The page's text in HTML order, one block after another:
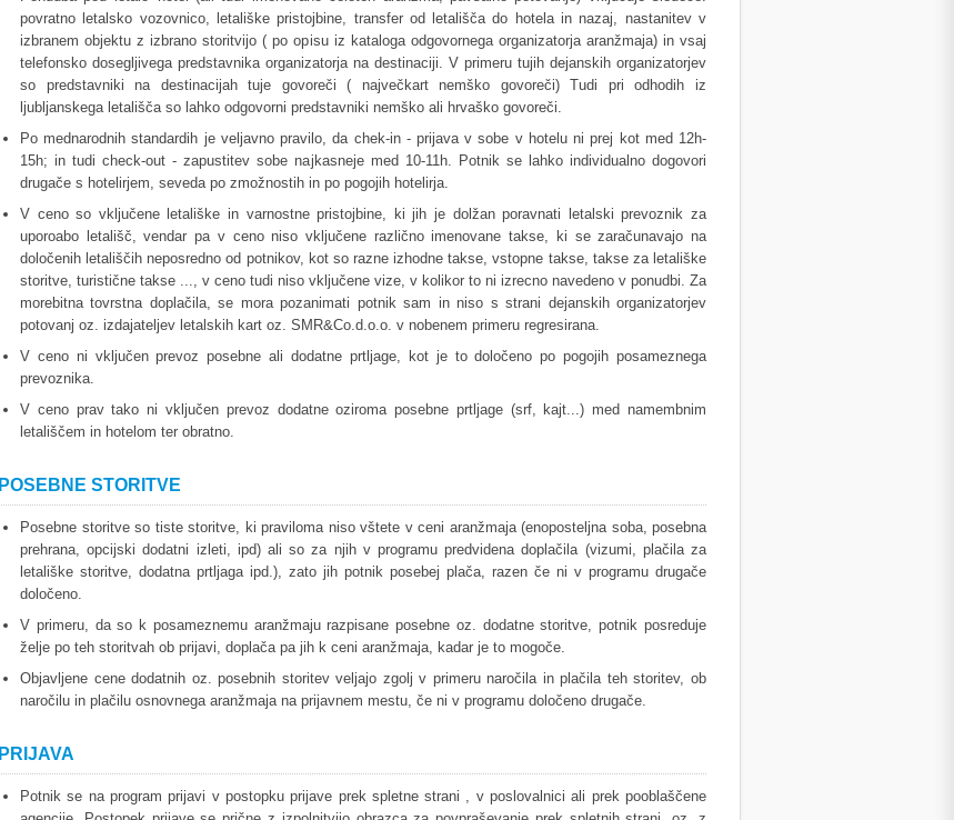
povratno letalsko vozovnico, letališke pristojbine, transfer od letališča do hotela in nazaj, nastanitev v
izbranem objektu z izbrano storitvijo ( po opisu iz kataloga odgovornega organizatorja aranžmaja) in vsaj
telefonsko dosegljivega predstavnika organizatorja na destinaciji. V primeru tujih dejanskih organizatorjev
so predstavniki na destinacijah tuje govoreči ( največkart nemško govoreči) Tudi pri odhodih iz
ljubljanskega letališča so lahko odgovorni predstavniki nemško ali hrvaško govoreči.
Po mednarodnih standardih je veljavno pravilo, da chek-in - prijava v sobe v hotelu ni prej kot med 12h-
15h; in tudi check-out - zapustitev sobe najkasneje med 10-11h. Potnik se lahko individualno dogovori
drugače s hotelirjem, seveda po zmožnostih in po pogojih hotelirja.
V ceno so vključene letališke in varnostne pristojbine, ki jih je dolžan poravnati letalski prevoznik za
uporoabo letališč, vendar pa v ceno niso vključene različno imenovane takse, ki se zaračunavajo na
določenih letališčih neposredno od potnikov, kot so razne izhodne takse, vstopne takse, takse za letališke
storitve, turistične takse ..., v ceno tudi niso vključene vize, v kolikor to ni izrecno navedeno v ponudbi. Za
morebitna tovrstna doplačila, se mora pozanimati potnik sam in niso s strani dejanskih organizatorjev
potovanj oz. izdajateljev letalskih kart oz. SMR&Co.d.o.o. v nobenem primeru regresirana.
V ceno ni vključen prevoz posebne ali dodatne prtljage, kot je to določeno po pogojih posameznega
prevoznika.
V ceno prav tako ni vključen prevoz dodatne oziroma posebne prtljage (srf, kajt...) med namembnim
letališčem in hotelom ter obratno.
POSEBNE STORITVE
Posebne storitve so tiste storitve, ki praviloma niso vštete v ceni aranžmaja (enoposteljna soba, posebna
prehrana, opcijski dodatni izleti, ipd) ali so za njih v programu predvidena doplačila (vizumi, plačila za
letališke storitve, dodatna prtljaga ipd.), zato jih potnik posebej plača, razen če ni v programu drugače
določeno.
V primeru, da so k posameznemu aranžmaju razpisane posebne oz. dodatne storitve, potnik posreduje
želje po teh storitvah ob prijavi, doplača pa jih k ceni aranžmaja, kadar je to mogoče.
Objavljene cene dodatnih oz. posebnih storitev veljajo zgolj v primeru naročila in plačila teh storitev, ob
naročilu in plačilu osnovnega aranžmaja na prijavnem mestu, če ni v programu določeno drugače.
PRIJAVA
Potnik se na program prijavi v postopku prijave prek spletne strani , v poslovalnici ali prek pooblaščene